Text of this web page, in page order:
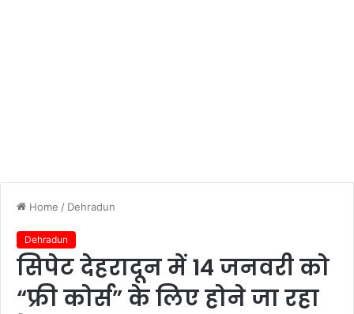
Home / Dehradun
Dehradun
सिपेट देहरादून में 14 जनवरी को
“फ्री कोर्स” के लिए होने जा रहा